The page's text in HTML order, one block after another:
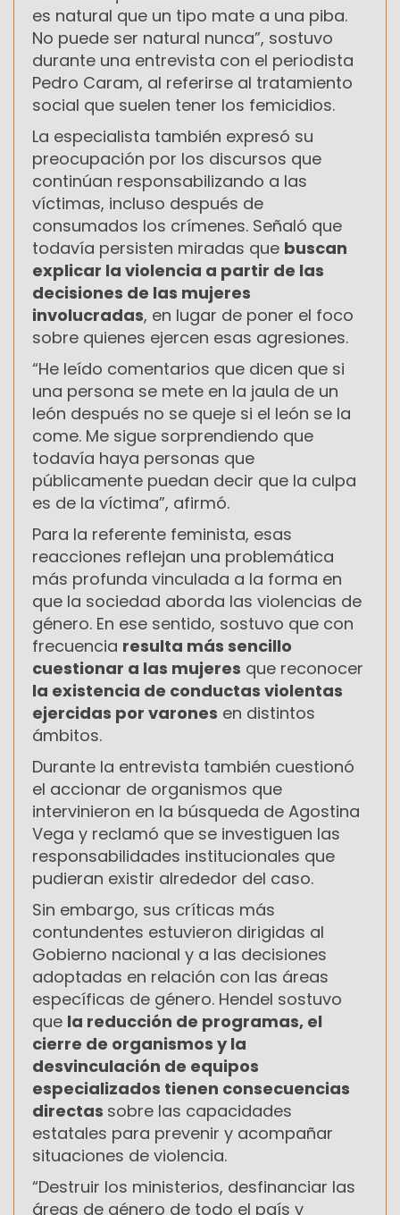
es natural que un tipo mate a una piba.
No puede ser natural nunca”, sostuvo
durante una entrevista con el periodista
Pedro Caram, al referirse al tratamiento
social que suelen tener los femicidios.
La especialista también expresó su
preocupación por los discursos que
continúan responsabilizando a las
víctimas, incluso después de
consumados los crímenes. Señaló que
todavía persisten miradas que buscan
explicar la violencia a partir de las
decisiones de las mujeres
involucradas, en lugar de poner el foco
sobre quienes ejercen esas agresiones.
“He leído comentarios que dicen que si
una persona se mete en la jaula de un
león después no se queje si el león se la
come. Me sigue sorprendiendo que
todavía haya personas que
públicamente puedan decir que la culpa
es de la víctima”, afirmó.
Para la referente feminista, esas
reacciones reflejan una problemática
más profunda vinculada a la forma en
que la sociedad aborda las violencias de
género. En ese sentido, sostuvo que con
frecuencia resulta más sencillo
cuestionar a las mujeres que reconocer
la existencia de conductas violentas
ejercidas por varones en distintos
ámbitos.
Durante la entrevista también cuestionó
el accionar de organismos que
intervinieron en la búsqueda de Agostina
Vega y reclamó que se investiguen las
responsabilidades institucionales que
pudieran existir alrededor del caso.
Sin embargo, sus críticas más
contundentes estuvieron dirigidas al
Gobierno nacional y a las decisiones
adoptadas en relación con las áreas
específicas de género. Hendel sostuvo
que la reducción de programas, el
cierre de organismos y la
desvinculación de equipos
especializados tienen consecuencias
directas sobre las capacidades
estatales para prevenir y acompañar
situaciones de violencia.
“Destruir los ministerios, desfinanciar las
áreas de género de todo el país y